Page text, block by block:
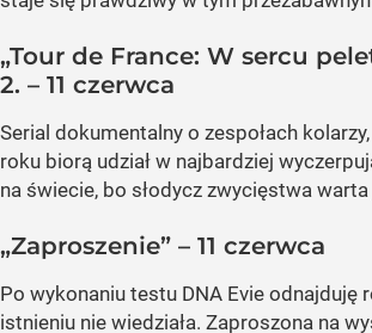
„Tour de France: W sercu
2. – 11 czerwca
Serial dokumentalny o zespołach
roku biorą udział w najbardziej
na świecie, bo słodycz zwycięstwa warta
„Zaproszenie” – 11 czerwca
Po wykonaniu testu DNA Evie odnajduję
istnieniu nie wiedziała. Zaproszona na